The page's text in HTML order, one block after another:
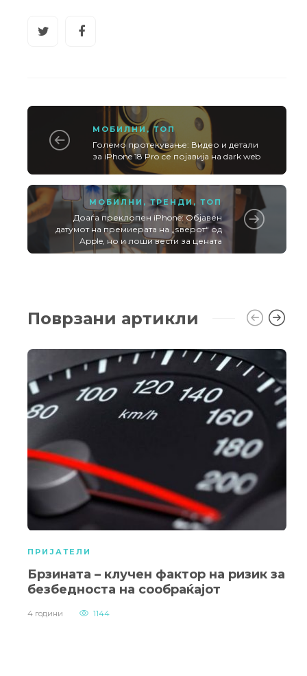
МОБИЛНИ ,ТОП
Големо протекување: Видео и детали
за iPhone 18 Pro се појавија на dark web
МОБИЛНИ ,ТРЕНДИ , ТОП
Доаѓа преклопен iPhone: Објавен
датумот на премиерата на „ѕверот“ од
Apple, но и лоши вести за цената
Поврзани артикли
ПРИЈАТЕЛИ
Брзината – клучен фактор на ризик за
безбедноста на сообраќајот
4 години 1144